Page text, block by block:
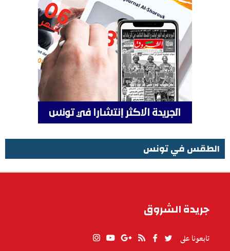
الطقس في تونس
جريدة الشروق
تابعونا على